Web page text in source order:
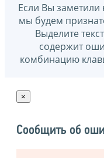
Если Вы заметили
мы будем
Выделите
содержит
комбинацию
×
Сообщить об